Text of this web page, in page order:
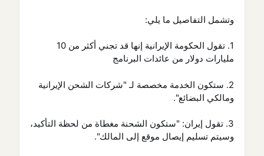
وتشمل التفاصيل ما يلي:
1. تقول الحكومة الإيرانية إنها قد تجني أكثر من 10
مليارات دولار من عائدات البرنامج
2. ستكون الخدمة مخصصة لـ "شركات الشحن الإيرانية
ومالكي البضائع".
3. تقول إيران: "ستكون الشحنة مغطاة من لحظة التأكيد،
وسيتم تسليم إيصال موقع إلى المالك".